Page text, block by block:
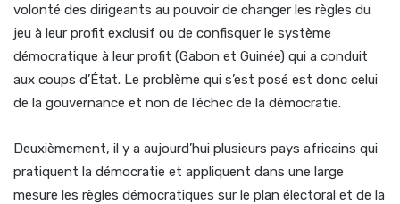
volonté des dirigeants au pouvoir de changer les règles du
jeu à leur profit exclusif ou de confisquer le système
démocratique à leur profit (Gabon et Guinée) qui a conduit
aux coups d’État. Le problème qui s’est posé est donc celui
de la gouvernance et non de l’échec de la démocratie.
Deuxièmement, il y a aujourd’hui plusieurs pays africains qui
pratiquent la démocratie et appliquent dans une large
mesure les règles démocratiques sur le plan électoral et de la